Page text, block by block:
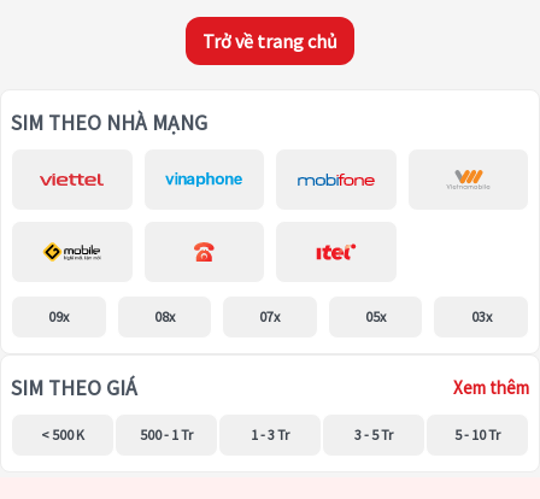
Trở về trang chủ
SIM THEO NHÀ MẠNG
09x 08x 07x 05x 03x
SIM THEO GIÁ Xem thêm
< 500 K 500 - 1 Tr 1 - 3 Tr 3 - 5 Tr 5 - 10 Tr